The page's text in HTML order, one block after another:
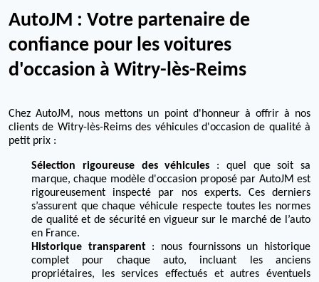
AutoJM : Votre partenaire de
confiance pour les voitures
d'occasion à Witry-lès-Reims
Chez AutoJM, nous mettons un point d'honneur à offrir à nos
clients de Witry-lès-Reims des véhicules d'occasion de qualité à
petit prix :
Sélection rigoureuse des véhicules : quel que soit sa
marque, chaque modèle d'occasion proposé par AutoJM est
rigoureusement inspecté par nos experts. Ces derniers
s’assurent que chaque véhicule respecte toutes les normes
de qualité et de sécurité en vigueur sur le marché de l’auto
en France.
Historique transparent: nous fournissons un historique
complet pour chaque auto, incluant les anciens
propriétaires, les services effectués et autres éventuels